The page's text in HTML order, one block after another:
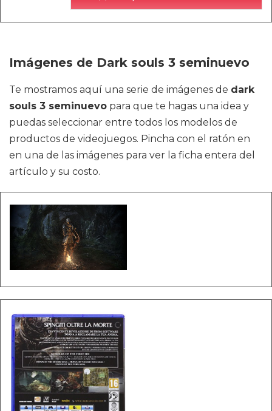
Imágenes de Dark souls 3 seminuevo
Te mostramos aquí una serie de imágenes de dark
souls 3 seminuevo para que te hagas una idea y
puedas seleccionar entre todos los modelos de
productos de videojuegos. Pincha con el ratón en
en una de las imágenes para ver la ficha entera del
artículo y su costo.